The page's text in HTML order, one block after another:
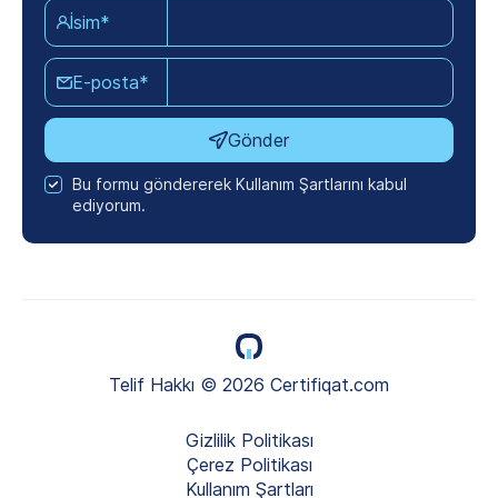
İsim*
E-posta*
Gönder
Bu formu göndererek Kullanım Şartlarını kabul
ediyorum.
Telif Hakkı © 2026 Certifiqat.com
Gizlilik Politikası
Çerez Politikası
Kullanım Şartları